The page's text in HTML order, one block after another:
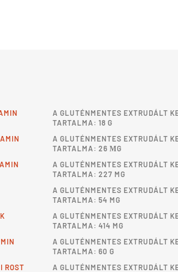
ROST
AGLUTÉNMENTES EXTRUDÁLT
TARTALMA: 18 G
AGLUTÉNMENTES EXTRUDÁLT
TARTALMA: 26 ΜG
AGLUTÉNMENTES EXTRUDÁLT
TARTALMA: 227 MG
AGLUTÉNMENTES EXTRUDÁLT
TARTALMA: 54 MG
AGLUTÉNMENTES EXTRUDÁLT
TARTALMA: 414 MG
AGLUTÉNMENTES EXTRUDÁLT
TARTALMA: 60 G
AGLUTÉNMENTES EXTRUDÁLT